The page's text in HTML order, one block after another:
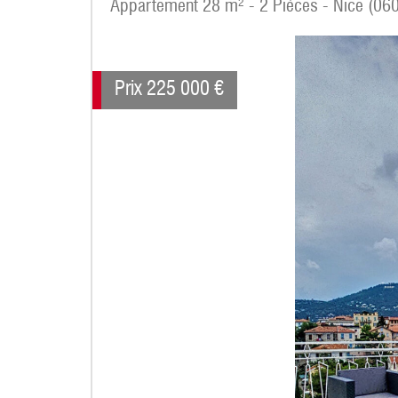
Appartement 28 m² - 2 Pièces - Nice
Prix 225 000 €